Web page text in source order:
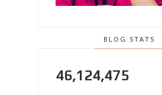
BLOG STATS
46,124,475